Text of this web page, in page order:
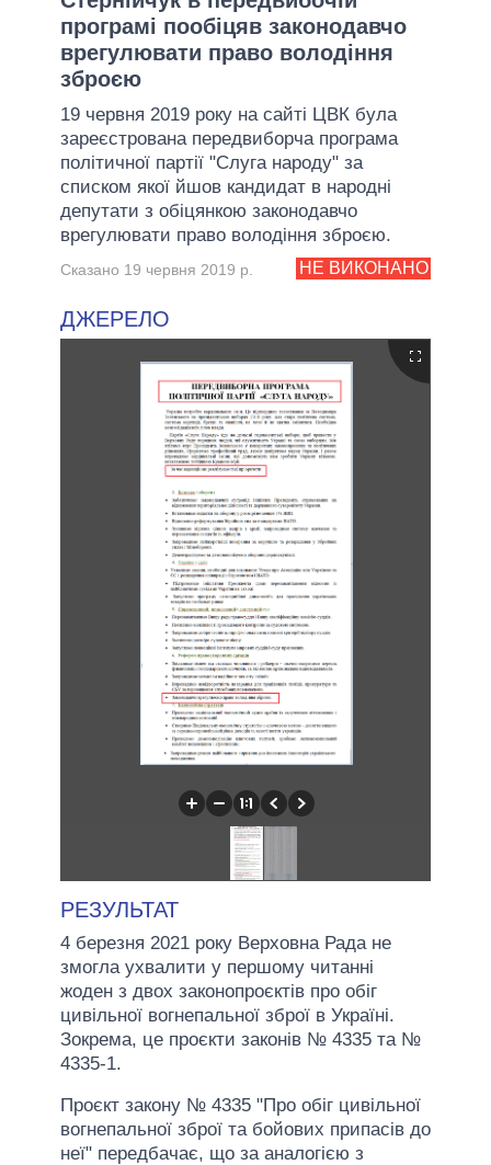
програмі пообіцяв законодавчо
врегулювати право володіння
зброєю
19 червня 2019 року на сайті ЦВК була
зареєстрована передвиборча програма
політичної партії "Слуга народу" за
списком якої йшов кандидат в народні
депутати з обіцянкою законодавчо
врегулювати право володіння зброєю.
НЕ ВИКОНАНО
Сказано 19 червня 2019 р.
ДЖЕРЕЛО
РЕЗУЛЬТАТ
4 березня 2021 року Верховна Рада не
змогла ухвалити у першому читанні
жоден з двох законопроєктів про обіг
цивільної вогнепальної зброї в Україні.
Зокрема, це проєкти законів № 4335 та №
4335-1.
Проєкт закону № 4335 "Про обіг цивільної
вогнепальної зброї та бойових припасів до
неї" передбачає, що за аналогією з